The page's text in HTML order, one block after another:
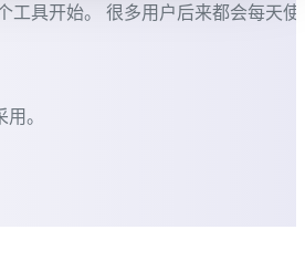
工具开始。 很多用户后来都会每天使
。